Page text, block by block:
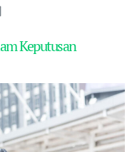
Keputusan